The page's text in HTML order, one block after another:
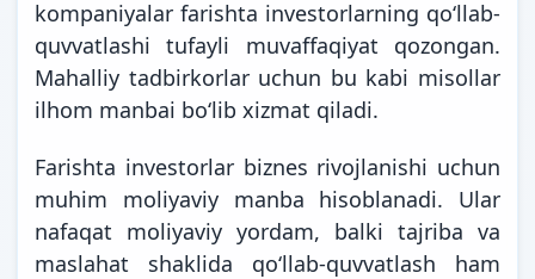
kompaniyalar farishta investorlarning qoʻllab-
quvvatlashi tufayli muvaffaqiyat qozongan.
Mahalliy tadbirkorlar uchun bu kabi misollar
ilhom manbai boʻlib xizmat qiladi.
Farishta investorlar biznes rivojlanishi uchun
muhim moliyaviy manba hisoblanadi. Ular
nafaqat moliyaviy yordam, balki tajriba va
maslahat shaklida qoʻllab-quvvatlash ham